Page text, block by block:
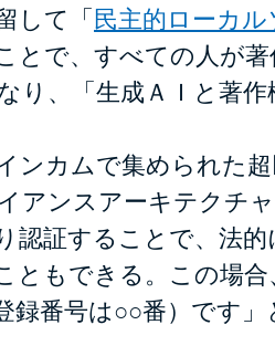
して「 民主的ローカ
とで、すべての人が
り、「生成ＡＩと著
ンカムで集められた
アンスアーキテクチ
認証することで、法
ともできる。この場
録番号は○○番）です